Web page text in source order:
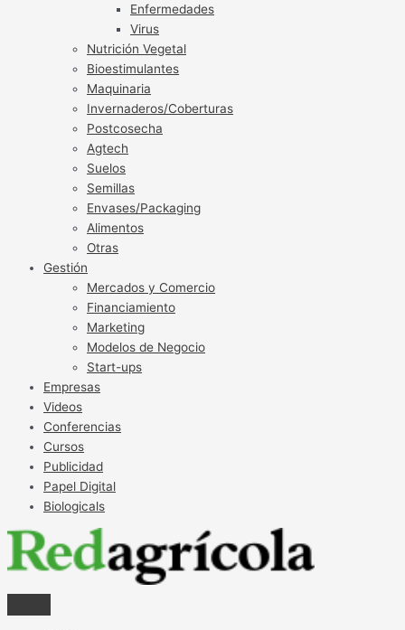
Enfermedades
Virus
Nutrición Vegetal
Bioestimulantes
Maquinaria
Invernaderos/Coberturas
Postcosecha
Agtech
Suelos
Semillas
Envases/Packaging
Alimentos
Otras
Gestión
Mercados y Comercio
Financiamiento
Marketing
Modelos de Negocio
Start-ups
Empresas
Videos
Conferencias
Cursos
Publicidad
Papel Digital
Biologicals